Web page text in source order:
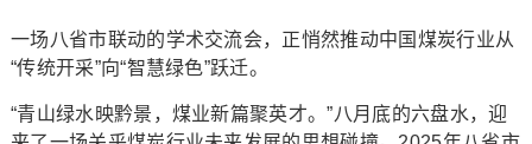
一场八省市联动的学术交流会，正悄然推动中国煤炭行业从
“传统开采”向“智慧绿色”跃迁。
“青山绿水映黔景，煤业新篇聚英才。”八月底的六盘水，迎